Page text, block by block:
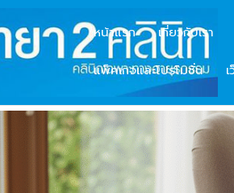
หน้าแรก เกี่ยวกับเรา
แพ็คเกจและโปรโมชั่น